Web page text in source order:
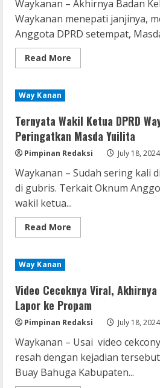
Jadi
Waykanan – Akhirnya Badan
Waykanan menepati janjinya,
Anggota DPRD setempat,
Read More
more
Mangkir
Way Kanan
Ternyata Wakil Ketua DPRD
Peringatkan Masda Yuilita
Pimpinan Redaksi July 18, 2024
Waykanan – Sudah sering kali
di gubris. Terkait Oknum
wakil ketua...
Read More
more
Waykanan
Acap
Kali
Peringatkan
Masda
Yuilita
Way Kanan
Video Cecoknya Viral,
Lapor ke Propam
Pimpinan Redaksi July 18, 2024
Waykanan – Usai video
resah dengan kejadian
Buay Bahuga Kabupaten...
Remux
Coyote vs. Acme
2160𝚙 AVC
August 7, 2026
4
VMware
Activator Final
August 6, 2026
Serialers
MATLAB Crack +
Premium